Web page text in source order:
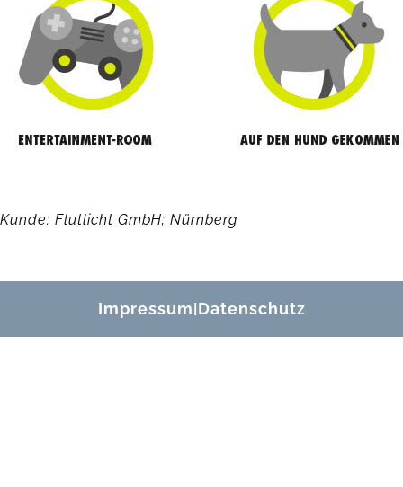
Kunde: Flutlicht GmbH; Nürnberg
Impressum|Datenschutz